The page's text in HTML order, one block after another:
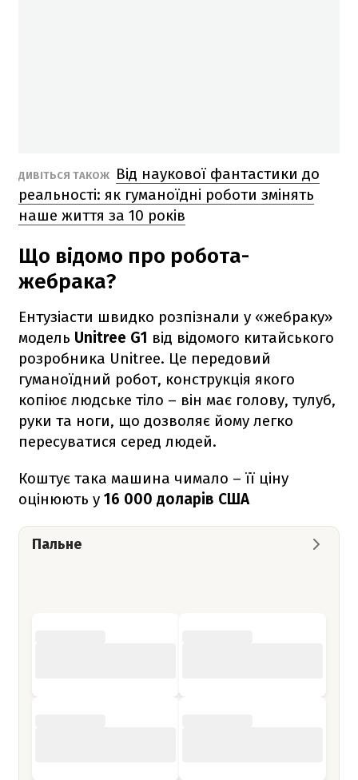
ДИВІТЬСЯ ТАКОЖ
Від наукової фантастики до
реальності: як гуманоїдні роботи змінять
наше життя за 10 років
Що відомо про робота-
жебрака?
Ентузіасти швидко розпізнали у «жебраку»
модель Unitree G1 від відомого китайського
розробника Unitree. Це передовий
гуманоїдний робот, конструкція якого
копіює людське тіло – він має голову, тулуб,
руки та ноги, що дозволяє йому легко
пересуватися серед людей.
Коштує така машина чимало – її ціну
оцінюють у 16 000 доларів США
Пальне